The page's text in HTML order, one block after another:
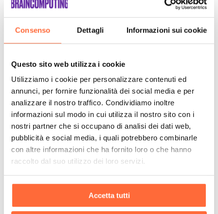
Consenso Dettagli Informazioni sui cookie
Questo sito web utilizza i cookie
Utilizziamo i cookie per personalizzare contenuti ed
annunci, per fornire funzionalità dei social media e per
analizzare il nostro traffico. Condividiamo inoltre
informazioni sul modo in cui utilizza il nostro sito con i
nostri partner che si occupano di analisi dei dati web,
pubblicità e social media, i quali potrebbero combinarle
con altre informazioni che ha fornito loro o che hanno
raccolto dal suo utilizzo dei loro servizi.
Accetta tutti